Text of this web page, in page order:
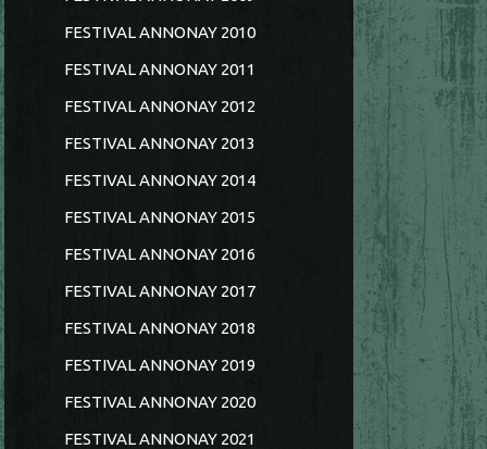
FESTIVAL ANNONAY 2010
FESTIVAL ANNONAY 2011
FESTIVAL ANNONAY 2012
FESTIVAL ANNONAY 2013
FESTIVAL ANNONAY 2014
FESTIVAL ANNONAY 2015
FESTIVAL ANNONAY 2016
FESTIVAL ANNONAY 2017
FESTIVAL ANNONAY 2018
FESTIVAL ANNONAY 2019
FESTIVAL ANNONAY 2020
FESTIVAL ANNONAY 2021